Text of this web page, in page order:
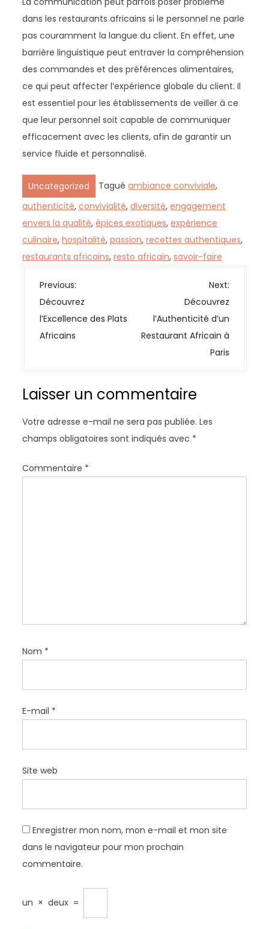
dans les restaurants africains si le personnel ne parle
pas couramment la langue du client. En effet, une
barrière linguistique peut entraver la compréhension
des commandes et des préférences alimentaires,
ce qui peut affecter l’expérience globale du client. Il
est essentiel pour les établissements de veiller à ce
que leur personnel soit capable de communiquer
efficacement avec les clients, afin de garantir un
service fluide et personnalisé.
Uncategorized Taguéambiance conviviale,
authenticité,convivialité,diversité,engagement
envers la qualité,épices exotiques,expérience
culinaire,hospitalité,passion,recettes authentiques,
restaurants africains,resto africain,savoir-faire
N
a
v
i
i
n
d
e
l
Previous:
Découvrez
l’Excellence des Plats
Africains
Next:
Découvrez
l’Authenticité d’un
Restaurant Africain à
Paris
Laisser un commentaire
Votre adresse e-mail ne sera pas publiée. Les
champs obligatoires sont indiqués avec *
Commentaire *
Nom *
E-mail *
Site web
Enregistrer mon nom, mon e-mail et mon site
dans le navigateur pour mon prochain
commentaire.
un × deux =